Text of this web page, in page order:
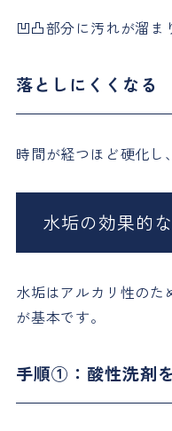
凹凸部分に汚れが溜ま
落としにくくなる
時間が経つほど硬化し
水垢の効果的
水垢はアルカリ性のた
が基本です。
手順①：酸性洗剤